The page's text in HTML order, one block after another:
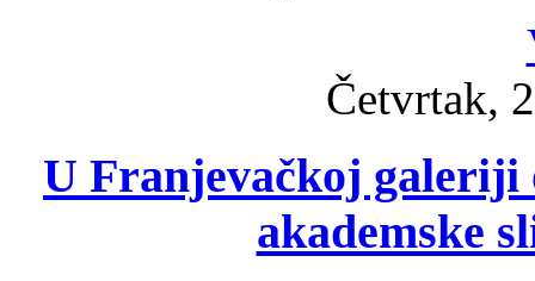
Četvrtak,
U Franjevačkoj
akademske